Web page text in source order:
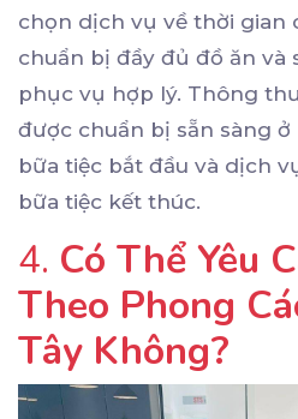
chọn dịch vụ về thời gian
chuẩn bị đầy đủ đồ ăn và
phục vụ hợp lý. Thông
được chuẩn bị sẵn sàng
bữa tiệc bắt đầu và dịch
bữa tiệc kết thúc.
4. Có Thể Yêu
Theo Phong
Tây Không?